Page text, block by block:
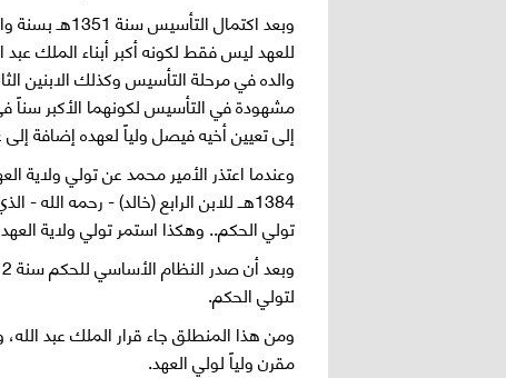
وبعد اكتمال
للعهد ليس فقط لكونه أكبر أبناء الملك
والده في مرحلة التأسيس وكذلك الابنين
إلى تعيين أخيه فيصل ولياً لعهده إضافة
1384هــ للابن الرابع (خالد) - رحمه
تولي الحكم.. وهكذا استمر تولي ولاية
لتولي الحكم.
ومن هذا المنطلق جاء قرار الملك عبد
مقرن ولياً لولي العهد.